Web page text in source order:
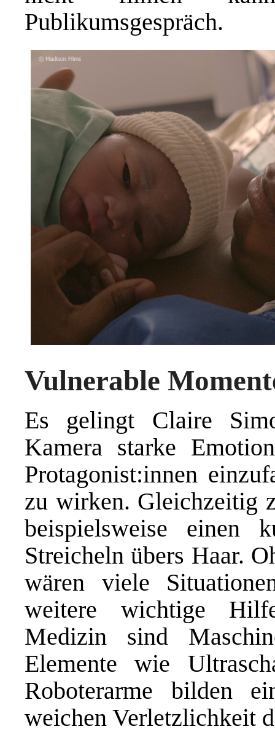
Publikumsgespräch.
Vulnerable
Es gelingt Claire
Kamera starke
Protagonist:innen
zu wirken. Gleichzeitig
beispielsweise einen
Streicheln übers Haar.
wären viele
weitere wichtige
Medizin sind
Elemente wie
Roboterarme bilden
weichen Verletzlichkeit